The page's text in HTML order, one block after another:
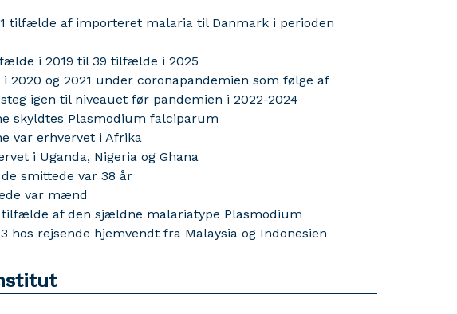
tilfælde af importeret malaria til Danmark i perioden
i 2019 til 39 tilfælde i 2025
og 2021 under coronapandemien som følge af
igen til niveauet før pandemien i 2022-2024
skyldtes Plasmodium falciparum
var erhvervet i Afrika
i Uganda, Nigeria og Ghana
smittede var 38 år
var mænd
af den sjældne malariatype Plasmodium
hos rejsende hjemvendt fra Malaysia og Indonesien